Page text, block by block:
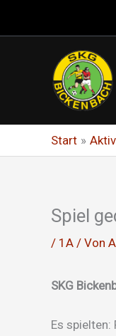
Start
Spiel
/ 1A / Von
SKG
Es spielten: